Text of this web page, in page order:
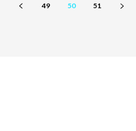
49 50 51